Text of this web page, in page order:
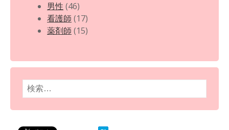
男性 (46)
看護師 (17)
薬剤師 (15)
検
索: